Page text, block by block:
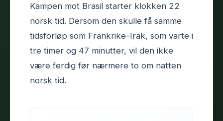
Kampen mot Brasil starter klokken 22
norsk tid. Dersom den skulle få samme
tidsforløp som Frankrike–Irak, som varte i
tre timer og 47 minutter, vil den ikke
være ferdig før nærmere to om natten
norsk tid.